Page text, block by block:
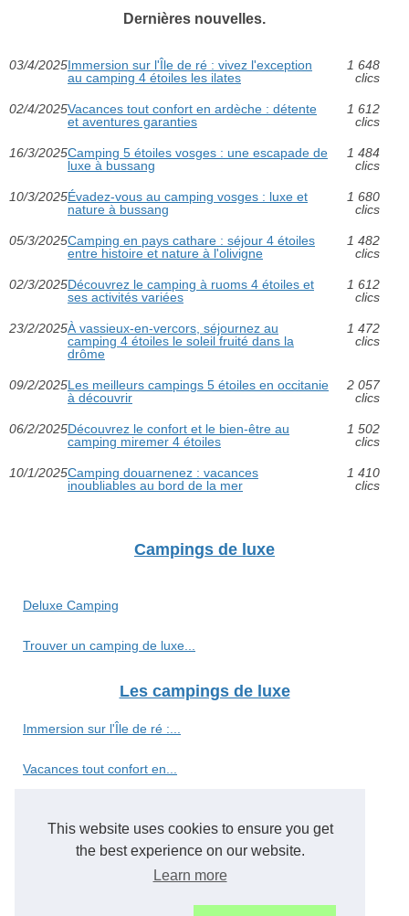
This website uses cookies to ensure you get
the best experience on our website.
Learn more
Dernières nouvelles.
03/4/2025Immersion sur l'Île de ré : vivez l'exception
au camping 4 étoiles les ilates
1 648
clics
02/4/2025Vacances tout confort en ardèche : détente
et aventures garanties
1 612
clics
16/3/2025Camping 5 étoiles vosges : une escapade de
luxe à bussang
1 484
clics
10/3/2025Évadez-vous au camping vosges : luxe et
nature à bussang
1 680
clics
05/3/2025Camping en pays cathare : séjour 4 étoiles
entre histoire et nature à l'olivigne
1 482
clics
02/3/2025Découvrez le camping à ruoms 4 étoiles et
ses activités variées
1 612
clics
23/2/2025À vassieux-en-vercors, séjournez au
camping 4 étoiles le soleil fruité dans la
drôme
1 472
clics
09/2/2025Les meilleurs campings 5 étoiles en occitanie
à découvrir
2 057
clics
06/2/2025Découvrez le confort et le bien-être au
camping miremer 4 étoiles
1 502
clics
10/1/2025Camping douarnenez : vacances
inoubliables au bord de la mer
1 410
clics
Campings de luxe
Deluxe Camping
Trouver un camping de luxe...
Les campings de luxe
Immersion sur l'Île de ré :...
Vacances tout confort en...
Évadez-vous au camping...